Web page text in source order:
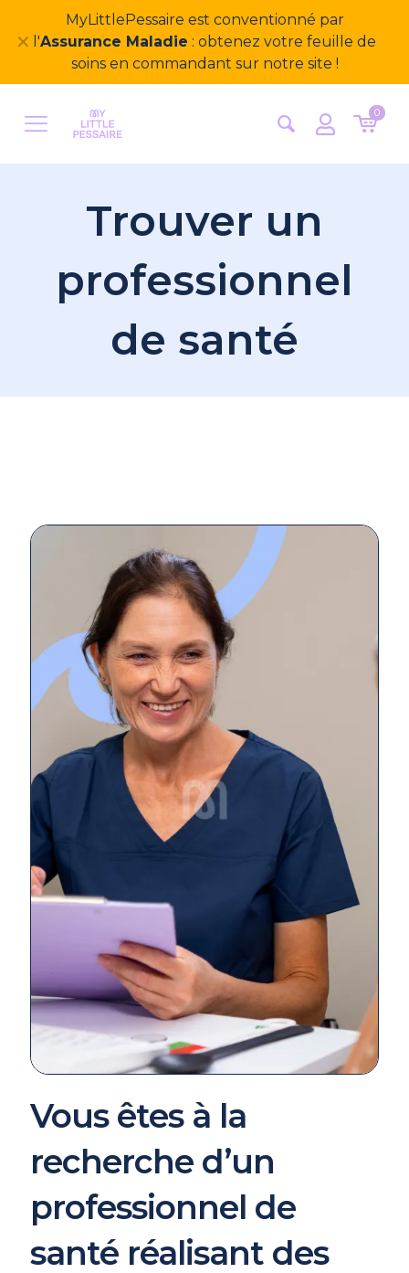
MyLittlePessaire est conventionné par
l'Assurance Maladie : obtenez votre feuille de
soins en commandant sur notre site !
✕
0
Trouver un
professionnel
de santé
Vous êtes à la
recherche d’un
professionnel de
santé réalisant des